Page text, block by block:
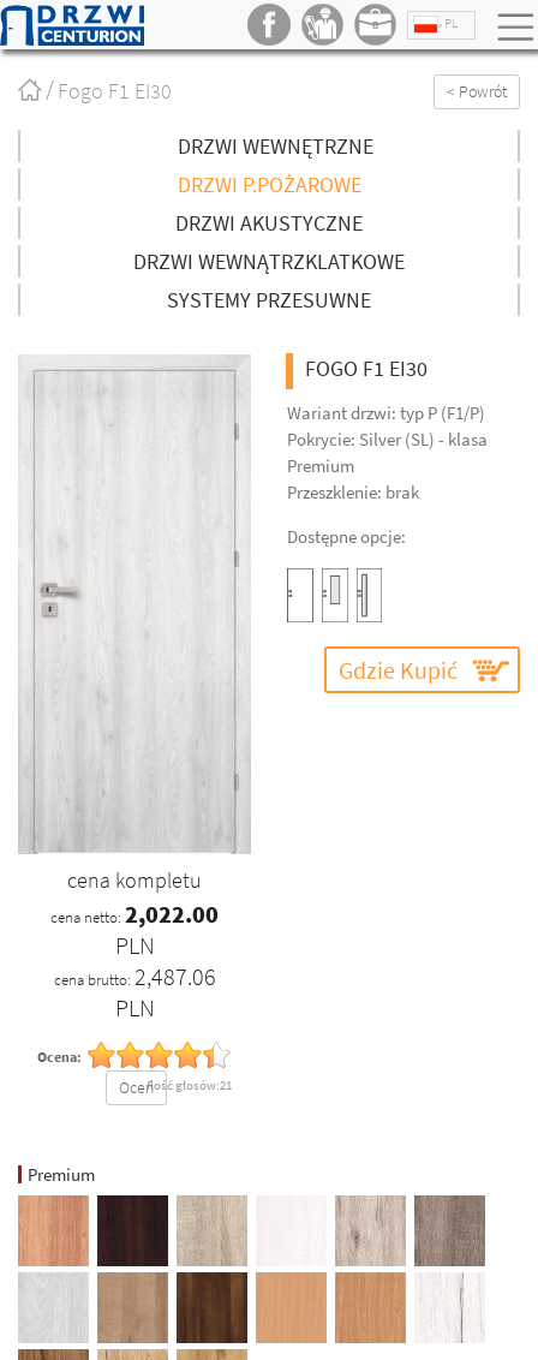
PL
StronaFogo F1 EI30 < Powrót
DRZWI WEWNĘTRZNE
DRZWI P.POŻAROWE
DRZWI AKUSTYCZNE
DRZWI WEWNĄTRZKLATKOWE
SYSTEMY PRZESUWNE
cena kompletu
cena netto: 2,022.00
PLN
cena brutto: 2,487.06
PLN
Ocena:
Ilość głosów:21
Oceń
FOGO F1 EI30
Wariant drzwi: typ P (F1/P)
Pokrycie: Silver (SL) - klasa
Premium
Przeszklenie: brak
Dostępne opcje:
Gdzie Kupić
Premium